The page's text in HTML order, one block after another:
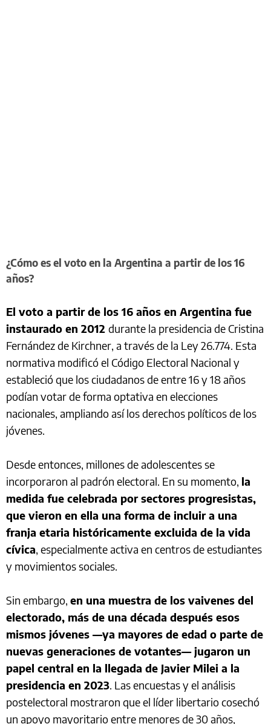
¿Cómo es el voto en la Argentina a partir de los 16
años?
El voto a partir de los 16 años en Argentina fue
instaurado en 2012 durante la presidencia de Cristina
Fernández de Kirchner, a través de la Ley 26.774. Esta
normativa modificó el Código Electoral Nacional y
estableció que los ciudadanos de entre 16 y 18 años
podían votar de forma optativa en elecciones
nacionales, ampliando así los derechos políticos de los
jóvenes.
Desde entonces, millones de adolescentes se
incorporaron al padrón electoral. En su momento, la
medida fue celebrada por sectores progresistas,
que vieron en ella una forma de incluir a una
franja etaria históricamente excluida de la vida
cívica, especialmente activa en centros de estudiantes
y movimientos sociales.
Sin embargo, en una muestra de los vaivenes del
electorado, más de una década después esos
mismos jóvenes —ya mayores de edad o parte de
nuevas generaciones de votantes— jugaron un
papel central en la llegada de Javier Milei a la
presidencia en 2023. Las encuestas y el análisis
postelectoral mostraron que el líder libertario cosechó
un apoyo mayoritario entre menores de 30 años,